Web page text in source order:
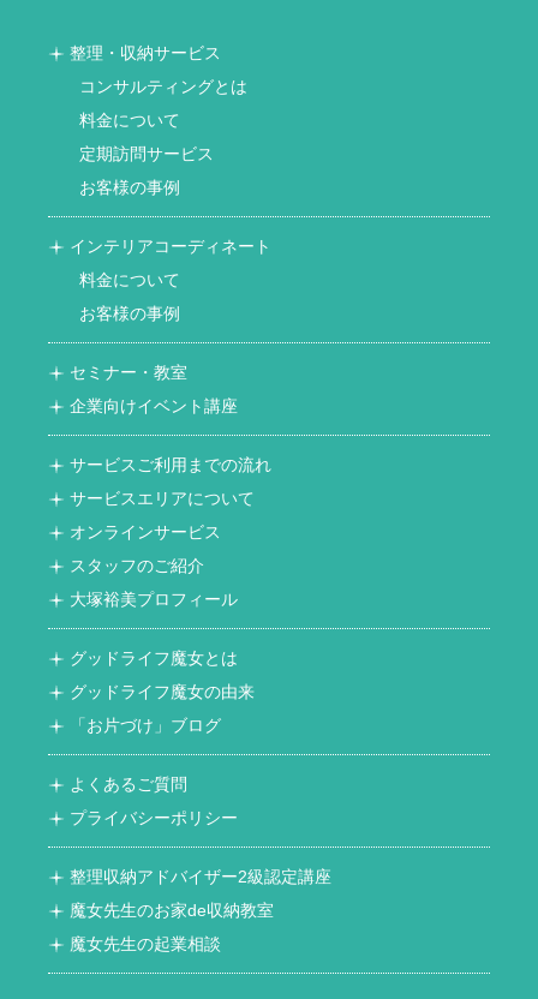
整理・収納サービス
コンサルティングとは
料金について
定期訪問サービス
お客様の事例
インテリアコーディネート
料金について
お客様の事例
セミナー・教室
企業向けイベント講座
サービスご利用までの流れ
サービスエリアについて
オンラインサービス
スタッフのご紹介
大塚裕美プロフィール
グッドライフ魔女とは
グッドライフ魔女の由来
「お片づけ」ブログ
よくあるご質問
プライバシーポリシー
整理収納アドバイザー2級認定講座
魔女先生のお家de収納教室
魔女先生の起業相談